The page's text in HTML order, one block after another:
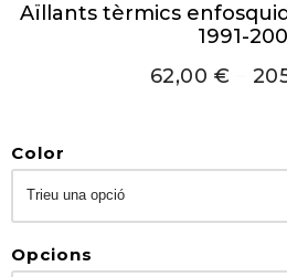
Aïllants tèrmics
1991-
62,00 €
Color
Opcions